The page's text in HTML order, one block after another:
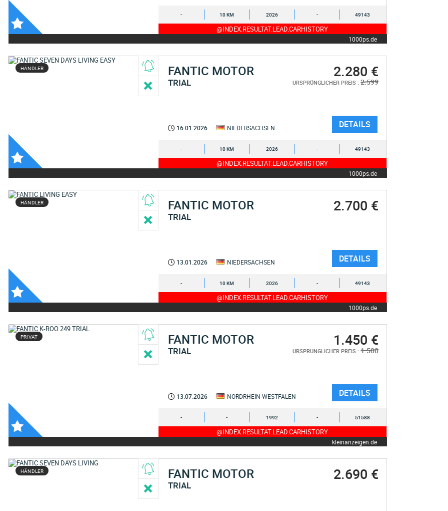
- 10 KM 2026 - 49143
@INDEX.RESULTAT.LEAD.CARHISTORY
1000ps.de
HÄNDLER FANTIC MOTOR
TRIAL
2.280 €
URSPRÜNGLICHER PREIS : 2.599
16.01.2026 NIEDERSACHSEN DETAILS
- 10 KM 2026 - 49143
@INDEX.RESULTAT.LEAD.CARHISTORY
1000ps.de
HÄNDLER FANTIC MOTOR
TRIAL
2.700 €
13.01.2026 NIEDERSACHSEN DETAILS
- 10 KM 2026 - 49143
@INDEX.RESULTAT.LEAD.CARHISTORY
1000ps.de
PRIVAT FANTIC MOTOR
TRIAL
1.450 €
URSPRÜNGLICHER PREIS : 1.500
13.07.2026 NORDRHEIN-WESTFALEN DETAILS
- - 1992 - 51588
@INDEX.RESULTAT.LEAD.CARHISTORY
kleinanzeigen.de
HÄNDLER FANTIC MOTOR
TRIAL
2.690 €